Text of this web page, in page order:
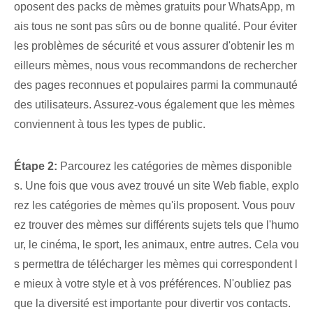
oposent des packs de mèmes gratuits pour WhatsApp, m
ais tous ne sont pas sûrs ou de bonne qualité. Pour éviter
les problèmes de sécurité et vous assurer d'obtenir les m
eilleurs mèmes, nous vous recommandons de rechercher
des pages reconnues et populaires parmi la communauté
des utilisateurs. Assurez-vous également que les mèmes
conviennent à tous les types de public.
Étape 2: Parcourez les catégories de mèmes disponible
s. Une fois que vous avez trouvé un site Web fiable, explo
rez les catégories de mèmes qu'ils proposent. Vous pouv
ez trouver des mèmes sur différents sujets tels que l'humo
ur, le cinéma, le sport, les animaux, entre autres. Cela vou
s permettra de télécharger les mèmes qui correspondent l
e mieux à votre style et à vos préférences. N'oubliez pas
que la diversité est importante pour divertir vos contacts.